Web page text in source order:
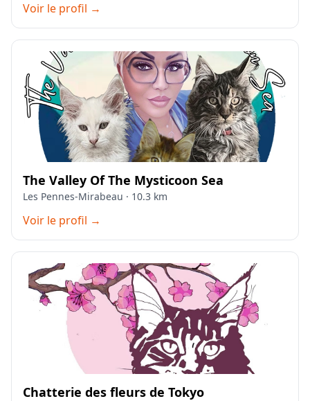
Voir le profil →
The Valley Of The Mysticoon Sea
Les Pennes-Mirabeau · 10.3 km
Voir le profil →
Chatterie des fleurs de Tokyo